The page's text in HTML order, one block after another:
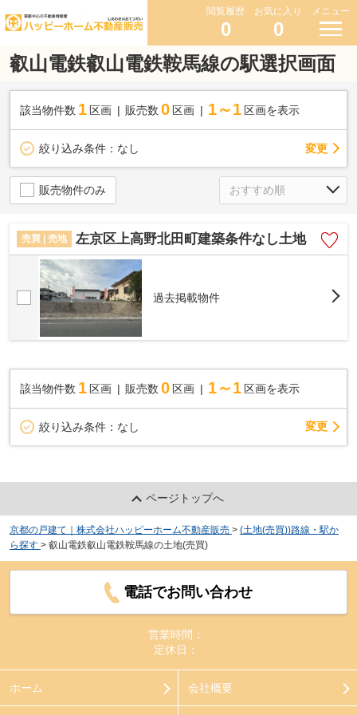
閲覧履歴
0
お気に入り
0
メニュー
叡山電鉄叡山電鉄鞍馬線の駅選択画面
該当物件数 1 区画 販売数 0 区画 1～1 区画を表示
絞り込み条件： なし 変更
販売物件のみ
売買 | 売地 左京区上高野北田町建築条件なし土地
過去掲載物件
該当物件数 1 区画 販売数 0 区画 1～1 区画を表示
絞り込み条件： なし 変更
ページトップへ
京都の戸建て｜株式会社ハッピーホーム不動産販売 > (土地(売買))路線・駅か
ら探す > 叡山電鉄叡山電鉄鞍馬線の土地(売買)
電話でお問い合わせ
営業時間：
定休日：
ホーム 会社概要